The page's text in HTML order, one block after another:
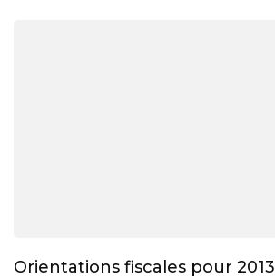
Orientations fiscales pour 2013